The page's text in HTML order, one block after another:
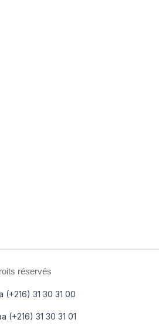
réservés
(+216) 31 30 31 00
(+216) 31 30 31 01